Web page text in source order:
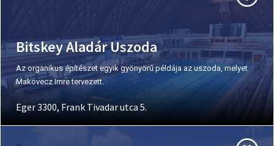
Bitskey Aladár Uszoda
Az organikus építészet egyik gyönyörű példája az uszoda, melyet
Makovecz Imre tervezett.
Eger 3300, Frank Tivadar utca 5.